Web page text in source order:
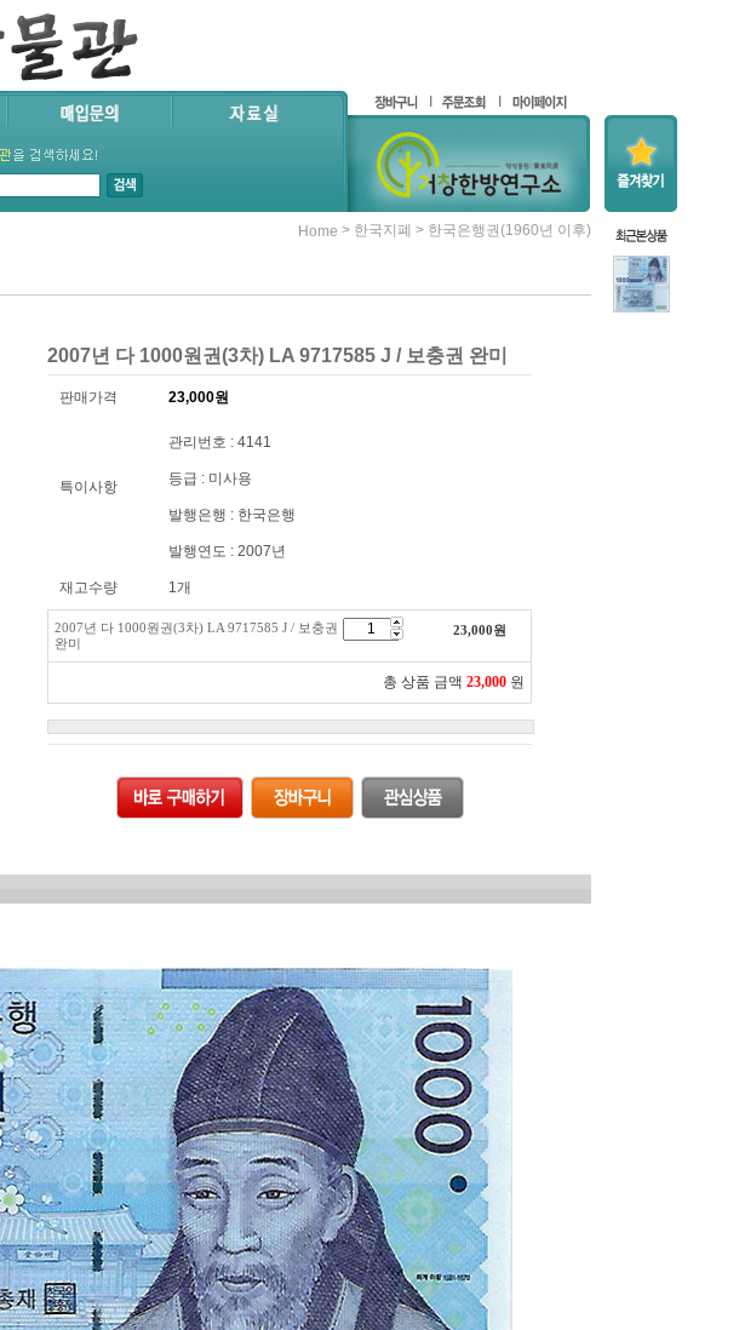
Home > 한국지폐 > 한국은행권(1960년 이후)
2007년 다 1000원권(3차) LA 9717585 J / 보충권 완미
판매가격 23,000원
특이사항
관리번호 : 4141
등급 : 미사용
발행은행 : 한국은행
발행연도 : 2007년
재고수량 1개
2007년 다 1000원권(3차) LA 9717585 J / 보충권
완미
23,000원
총 상품 금액 23,000 원